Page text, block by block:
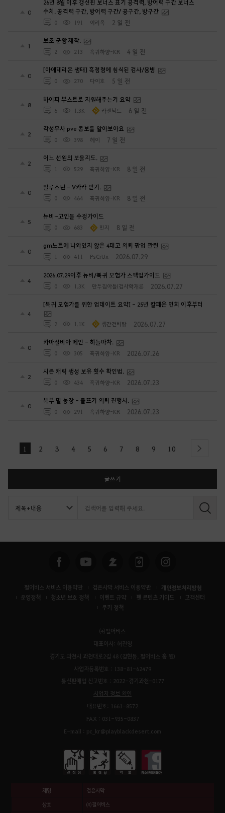
0
26년 8월 이후 갱신된 보너스 표기 공격력, 방어력 구간 보너스
수치. 공격력 구간, 방어력 구간/ 공구간, 방구간
0 191 아리옥 2 일 전
1
보조 군왕 제작.
2 213 흑귀하양-KR 4 일 전
0
[아에테리온 생태] 흑정령에 침식된 검사/용병
0 270 다이호 5 일 전
8
하이퍼 부스트로 지원해주는거 요약
6 1.3K 라젠닉트 6 일 전
2
각성무사 pve 콤보를 알아보아요
0 398 헤이 7 일 전
2
어느 선원의 보물지도.
1 529 흑귀하양-KR 8 일 전
0
알루스틴 - V카라 받기.
0 464 흑귀하양-KR 8 일 전
5
뉴비~고인물 수정가이드
0 683 민지 8 일 전
0
gm노트에 나와있지 않은 4태고 의뢰 팝업 관련
1 411 PsCrUx 2026.07.29
4
2026.07.29이후 뉴비/복귀 모험가 스펙업가이드
0 1.3K 만두집아들I검사학개론 2026.07.27
4
[복귀 모험가를 위한 업데이트 요약] - 25년 칼페온 연회 이후부터
2 1.1K 생간건비탕 2026.07.27
0
카마실비아 메인 - 하늘마차.
0 305 흑귀하양-KR 2026.07.26
2
시즌 캐릭 생성 보유 횟수 확인법.
0 434 흑귀하양-KR 2026.07.23
0
북부 밀 농장 - 물뜨기 의뢰 진행시.
0 291 흑귀하양-KR 2026.07.23
1 2 3 4 5 6 7 8 9 10 next
글쓰기
검
펄어비스 서비스 이용약관 검은사막 서비스 이용약관 개인정보처리방침
운영정책 청소년 보호 정책 이벤트 규약 팬 콘텐츠 가이드
고객센터
쿠키 정책
㈜펄어비스
대표이사: 허진영
경기도 과천시 과천대로2길 48 (갈현동, 펄어비스 홈 원)
사업자등록번호 : 138-81-62479
통신판매업 신고번호 : 2022-경기과천-0177
사업자 정보 확인
대표번호: 1661-8572
FAX : 031-935-0837
E-mail : pc_kr@playblackdesert.com
제명 검은사막
상호 ㈜펄어비스